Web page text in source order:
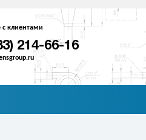
с клиентами
214-66-16